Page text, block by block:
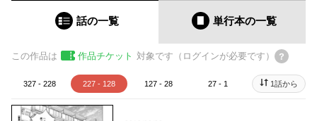
話の一覧 単行本の一覧
この作品は 作品チケット 対象です（ログインが必要です）
327 - 228 227 - 128 127 - 28 27 - 1 1話から